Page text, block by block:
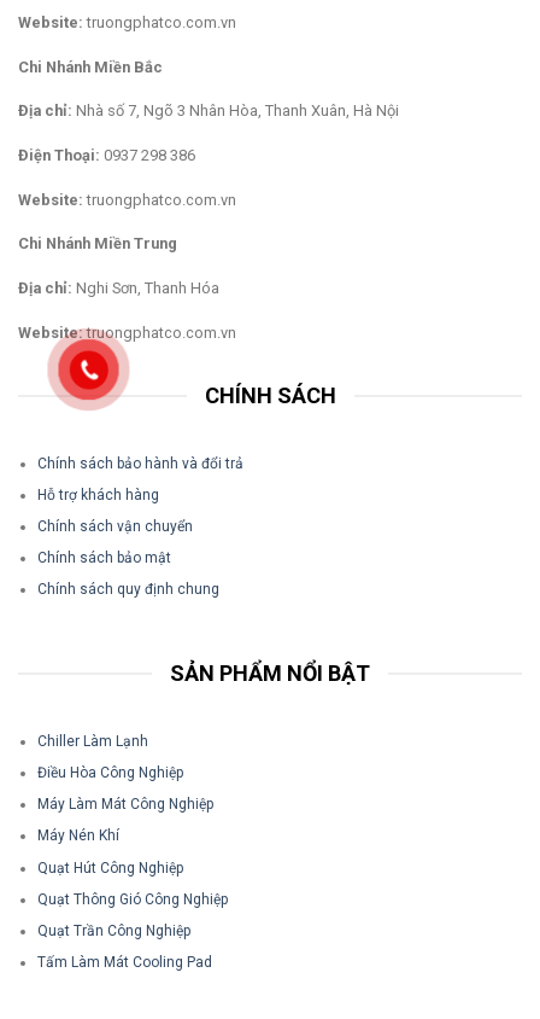
Website: truongphatco.com.vn
Chi Nhánh Miền Bắc
Địa chỉ: Nhà số 7, Ngõ 3 Nhân Hòa, Thanh Xuân, Hà Nội
Điện Thoại: 0937 298 386
Website: truongphatco.com.vn
Chi Nhánh Miền Trung
Địa chỉ: Nghi Sơn, Thanh Hóa
Website:truongphatco.com.vn
CHÍNH SÁCH
Chính sách bảo hành và đổi trả
Hỗ trợ khách hàng
Chính sách vận chuyển
Chính sách bảo mật
Chính sách quy định chung
SẢN PHẨM NỔI BẬT
Chiller Làm Lạnh
Điều Hòa Công Nghiệp
Máy Làm Mát Công Nghiệp
Máy Nén Khí
Quạt Hút Công Nghiệp
Quạt Thông Gió Công Nghiệp
Quạt Trần Công Nghiệp
Tấm Làm Mát Cooling Pad